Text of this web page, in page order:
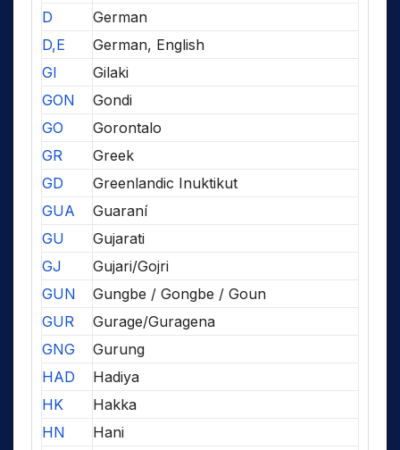
D
German
D,E
German, English
GI
Gilaki
GON
Gondi
GO
Gorontalo
GR
Greek
GD
Greenlandic Inuktikut
GUA
Guaraní
GU
Gujarati
GJ
Gujari/Gojri
GUN
Gungbe / Gongbe / Goun
GUR
Gurage/Guragena
GNG
Gurung
HAD
Hadiya
HK
Hakka
HN
Hani